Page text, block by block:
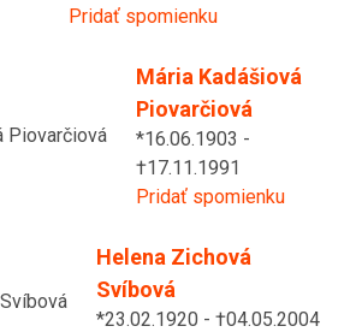
Pridať spomienku
Mária Kadášiová
Piovarčiová
*16.06.1903 -
†17.11.1991
Pridať spomienku
Helena Zichová
Svíbová
*23.02.1920 - †04.05.2004